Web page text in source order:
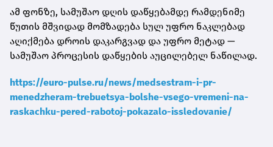
ამ ფონზე, სამუშაო დღის დაწყებამდე რამდენიმე
წუთის მშვიდად მომზადება სულ უფრო ნაკლებად
აღიქმება დროის დაკარგვად და უფრო მეტად —
სამუშაო პროცესის დაწყების აუცილებელ ნაწილად.
https://euro-pulse.ru/news/medsestram-i-pr-
menedzheram-trebuetsya-bolshe-vsego-vremeni-na-
raskachku-pered-rabotoj-pokazalo-issledovanie/